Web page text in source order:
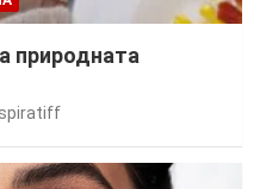
природната